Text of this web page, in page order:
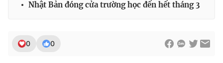
Nhật Bản đóng cửa trường học đến hết tháng 3
0 0